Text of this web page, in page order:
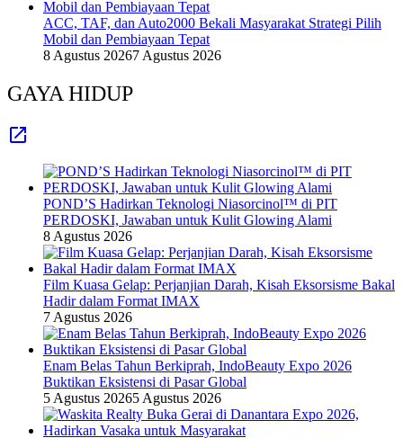
ACC, TAF, dan Auto2000 Bekali Masyarakat Strategi Pilih
Mobil dan Pembiayaan Tepat
8 Agustus 20267 Agustus 2026
GAYA HIDUP
POND’S Hadirkan Teknologi Niasorcinol™ di PIT
PERDOSKI, Jawaban untuk Kulit Glowing Alami
8 Agustus 2026
Film Kuasa Gelap: Perjanjian Darah, Kisah Eksorsisme Bakal
Hadir dalam Format IMAX
7 Agustus 2026
Enam Belas Tahun Berkiprah, IndoBeauty Expo 2026
Buktikan Eksistensi di Pasar Global
5 Agustus 20265 Agustus 2026